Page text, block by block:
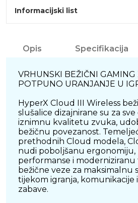
Informacijski list
Opis Specifikacija
VRHUNSKI BEŽIČNI GAMING
POTPUNO URANJANJE U
HyperX Cloud III Wireless
slušalice dizajnirane su za
iznimnu kvalitetu zvuka,
bežičnu povezanost.
prethodnih Cloud modela,
nudi poboljšanu ergonomiju,
performanse i
bežične veze za maksimalnu
tijekom igranja, komunikacije
zabave.